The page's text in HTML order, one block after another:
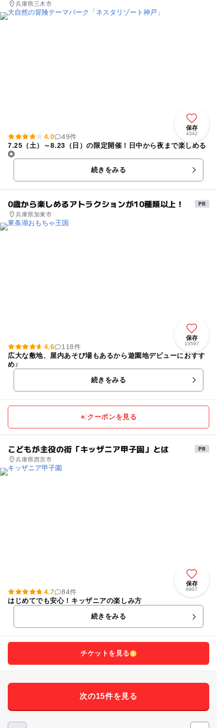
兵庫県三木市
保存
4342
4.0
49件
7.25（土）～8.23（日）の限定開催！日中から夜まで楽しめる
◎
続きをみる
0歳から楽しめるアトラクションが10種類以上！
兵庫県加東市
保存
13597
4.6
118件
広大な敷地、屋内あそび場もあるから遊園地デビューにおすす
め♪
続きをみる
クーポンを見る
こどもが主役の街「キッザニア甲子園」とは
兵庫県西宮市
保存
6907
4.7
84件
はじめてでも安心！キッザニアの楽しみ方
続きをみる
チケットを見る
次の15件を見る